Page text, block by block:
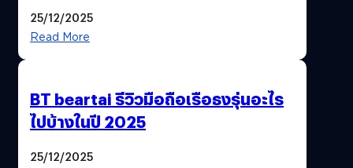
25/12/2025
Read More
BT beartai รีวิวมือถือเรือธงรุ่นอะไร
ไปบ้างในปี 2025
25/12/2025